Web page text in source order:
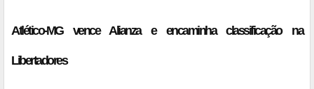
Atlético-MG vence Alianza e encaminha classificação na
Libertadores